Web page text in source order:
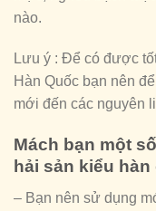
nào.
Lưu ý : Để có được
Hàn Quốc bạn nên
mới đến các nguyên
Mách bạn một
hải sản kiểu hàn
– Bạn nên sử dụng